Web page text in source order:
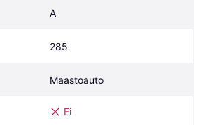
A
285
Maastoauto
Ei